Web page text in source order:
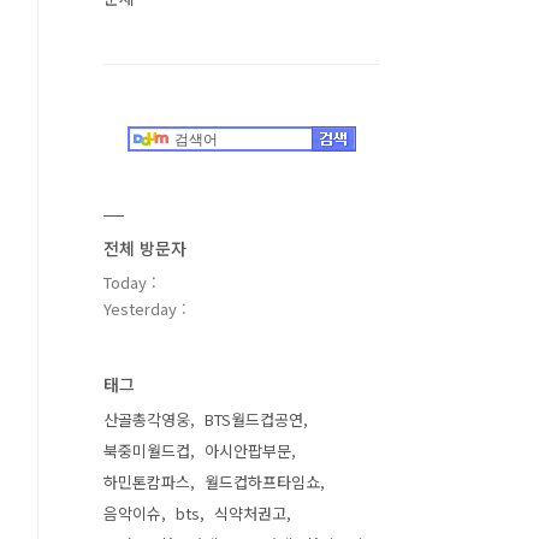
전체 방문자
Today :
Yesterday :
태그
산골총각영웅
BTS월드컵공연
북중미월드컵
아시안팝부문
하민톤캄파스
월드컵하프타임쇼
음악이슈
bts
식약처권고